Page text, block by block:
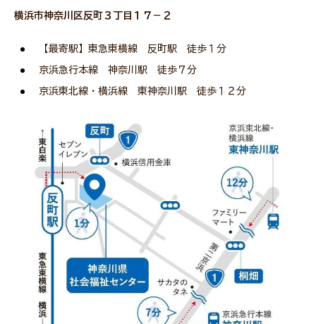
横浜市神奈川区反町３丁目１７－２
【最寄駅】東急東横線 反町駅 徒歩１分
京浜急行本線 神奈川駅 徒歩７分
京浜東北線・横浜線 東神奈川駅 徒歩１２分
所在地・連絡先
サイト内検索 Language
リンク
サイトマップ
サイト内検索
当サイトご利用に当たって
著作権・免責事項
個人情報保護について
アクセシビリティについて